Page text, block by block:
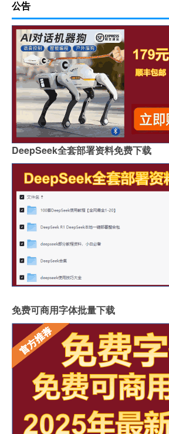
公告
DeepSeek全套部署资料免费下载
免费可商用字体批量下载